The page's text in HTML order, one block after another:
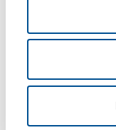
20 octubre 2021
El Taller de
Sanitario se
en un éxito